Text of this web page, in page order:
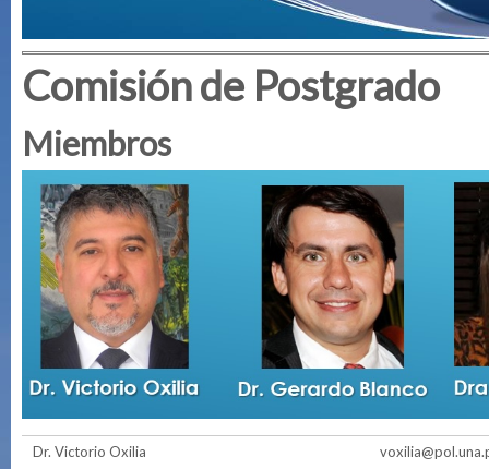
Comisión de Postgrado
Miembros
Dr. Victorio Oxilia